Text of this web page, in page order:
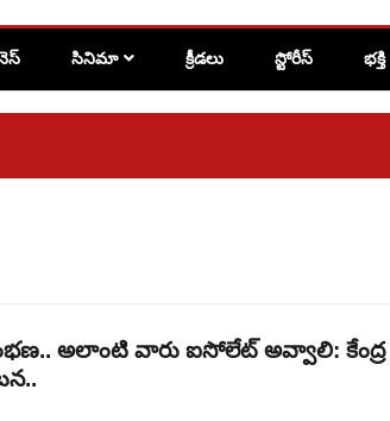
సినిమా క్రీడలు స్టోరీస్ భక్తి
అలాంటి వారు ఐసోలేట్ అవ్వాలి: కేంద్ర